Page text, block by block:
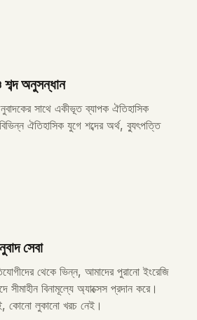
অনুসন্ধান
সাথে একীভূত ব্যাপক ঐতিহাসিক
ঐতিহাসিক যুগে শব্দের অর্থ, ব্যুৎপত্তি
সেবা
থেকে ভিন্ন, আমাদের পুরানো ইংরেজি
বিনামূল্যে অ্যাক্সেস প্রদান করে।
কোনো লুকানো খরচ নেই।